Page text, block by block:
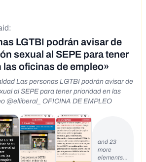
LGTBI podrán avisar de
sexual al SEPE para tener
las oficinas de empleo»
Las personas LGTBI podrán avisar de
al SEPE para tener prioridad en las
@elliberal_ OFICINA DE EMPLEO
and 23
more
elements…